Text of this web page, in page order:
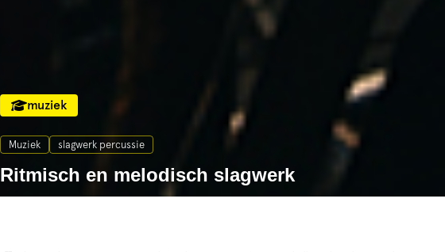
muziek
Muziek slagwerk percussie
Ritmisch en melodisch slagwerk